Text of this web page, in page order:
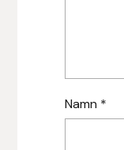
Namn *
Horse Guard